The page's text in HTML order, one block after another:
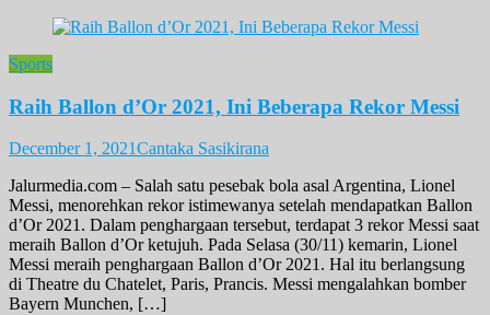
Sports
Raih Ballon d’Or 2021, Ini Beberapa Rekor Messi
December 1, 2021Cantaka Sasikirana
Jalurmedia.com – Salah satu pesebak bola asal Argentina, Lionel
Messi, menorehkan rekor istimewanya setelah mendapatkan Ballon
d’Or 2021. Dalam penghargaan tersebut, terdapat 3 rekor Messi saat
meraih Ballon d’Or ketujuh. Pada Selasa (30/11) kemarin, Lionel
Messi meraih penghargaan Ballon d’Or 2021. Hal itu berlangsung
di Theatre du Chatelet, Paris, Prancis. Messi mengalahkan bomber
Bayern Munchen, […]